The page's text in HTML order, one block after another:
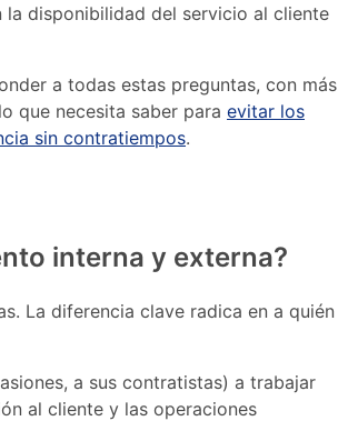
la disponibilidad del servicio al cliente
a todas estas preguntas, con más
que necesita saber paraevitar los
sin contratiempos.
interna y externa?
La diferencia clave radica en a quién
a sus contratistas) a trabajar
al cliente y las operaciones